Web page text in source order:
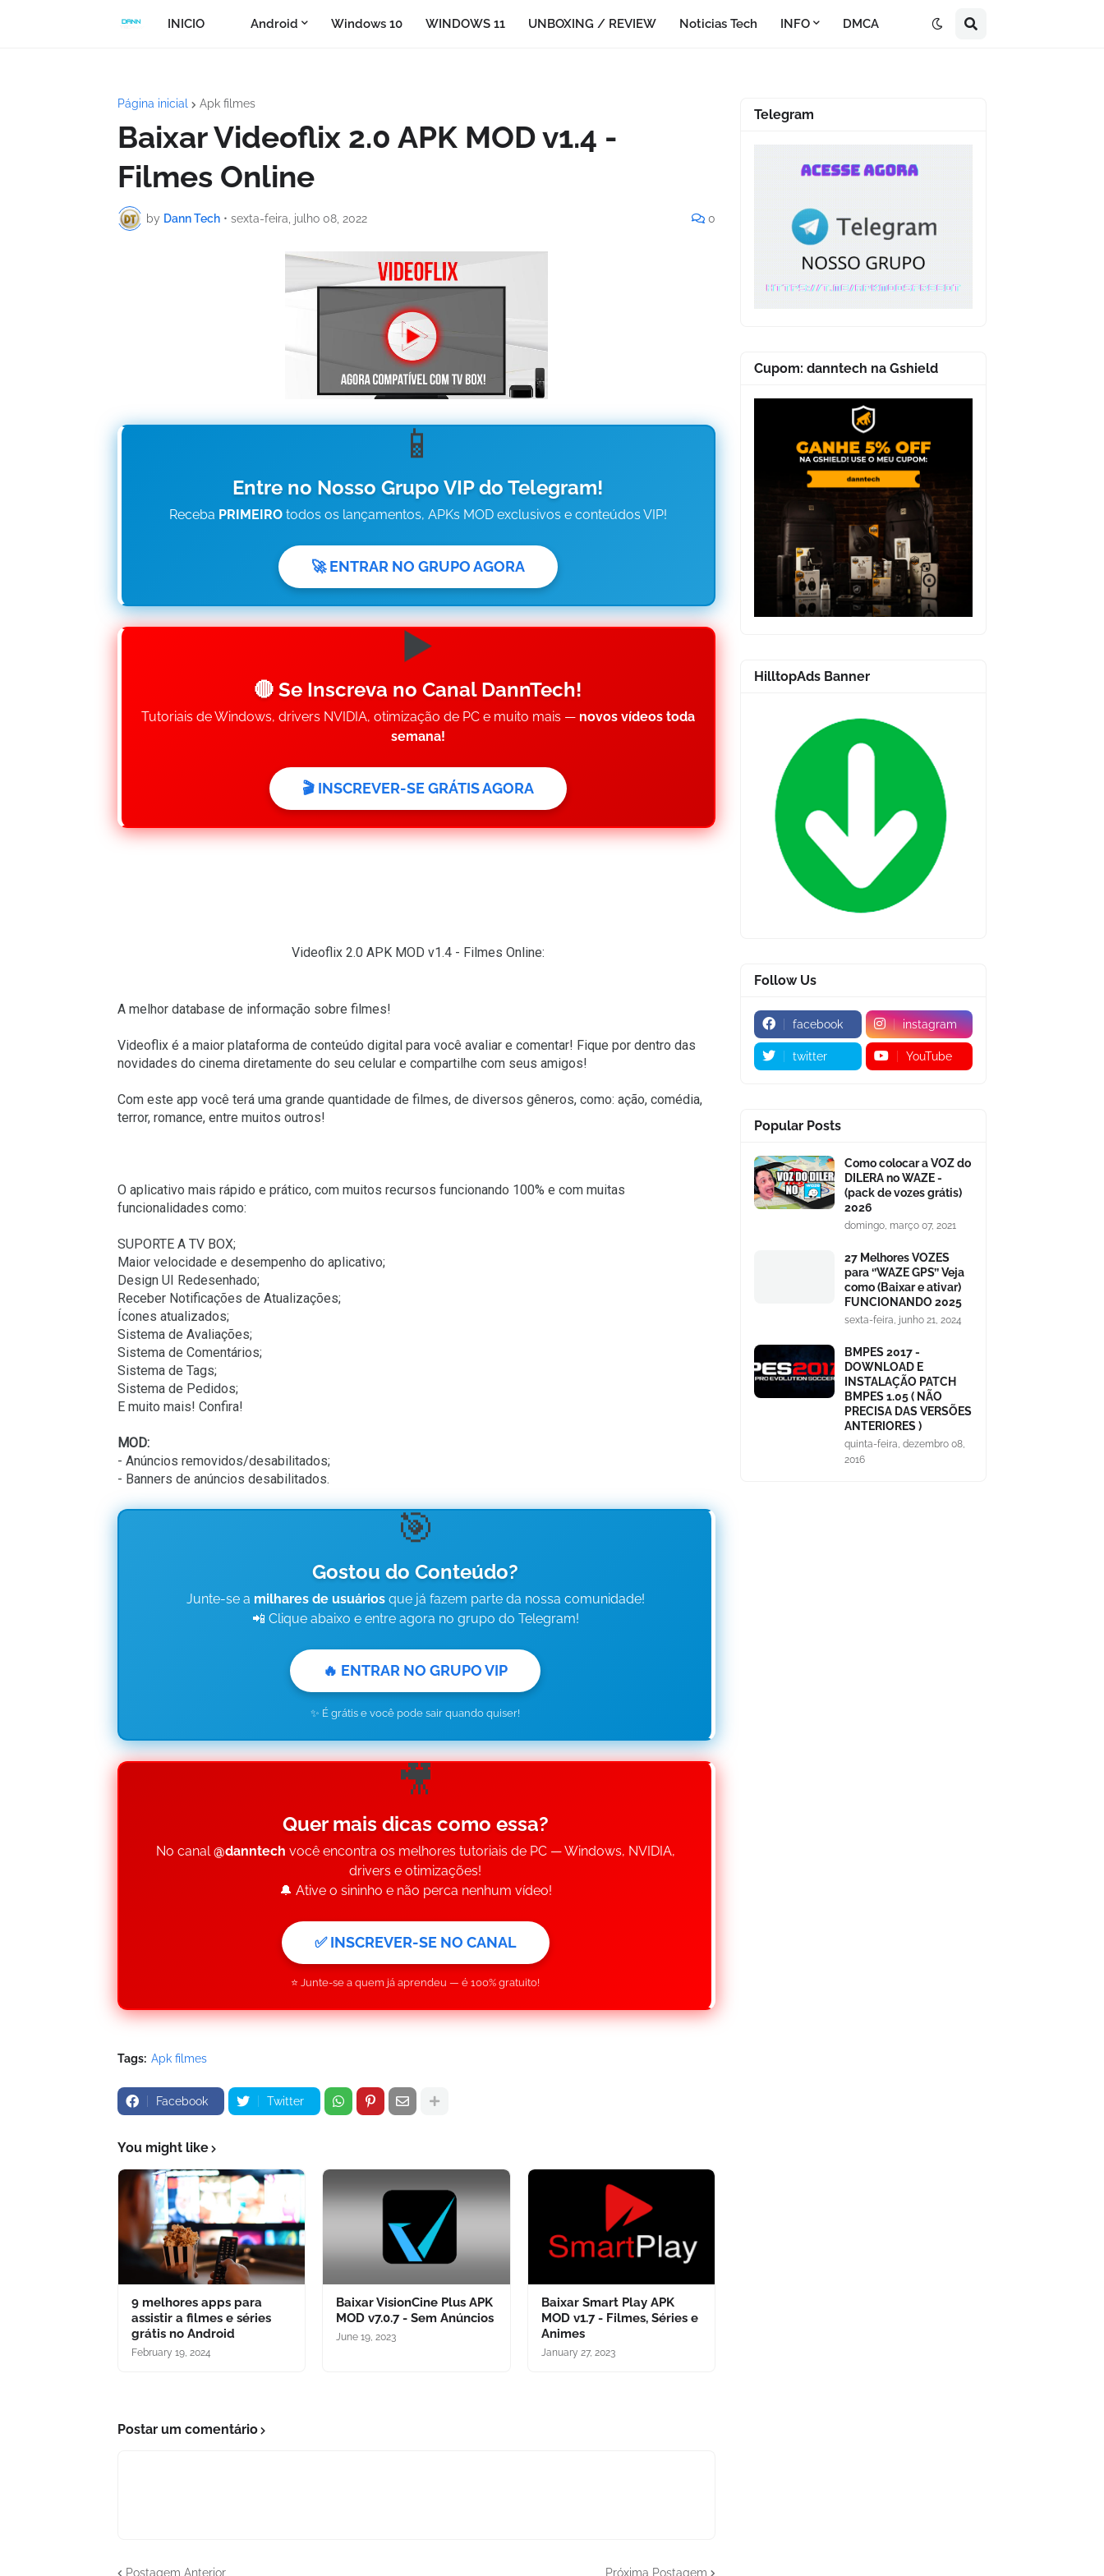
INICIO Android Windows 10 WINDOWS 11 UNBOXING / REVIEW Noticias Tech INFO DMCA
Página inicial Apk filmes
Baixar Videoflix 2.0 APK MOD v1.4 -
Filmes Online
by Dann Tech • sexta-feira, julho 08, 2022 0
📱
Entre no Nosso Grupo VIP do Telegram!
Receba PRIMEIROtodos os lançamentos, APKs MOD exclusivos e conteúdos VIP!
🚀 ENTRAR NO GRUPO AGORA
▶️
🔴 Se Inscreva no Canal DannTech!
Tutoriais de Windows, drivers NVIDIA, otimização de PC e muito mais — novos vídeos toda
semana!
🎬 INSCREVER-SE GRÁTIS AGORA
Videoflix 2.0 APK MOD v1.4 - Filmes Online:
A melhor database de informação sobre filmes!
Videoflix é a maior plataforma de conteúdo digital para você avaliar e comentar! Fique por dentro das
novidades do cinema diretamente do seu celular e compartilhe com seus amigos!
Com este app você terá uma grande quantidade de filmes, de diversos gêneros, como: ação, comédia,
terror, romance, entre muitos outros!
O aplicativo mais rápido e prático, com muitos recursos funcionando 100% e com muitas
funcionalidades como:
SUPORTE A TV BOX;
Maior velocidade e desempenho do aplicativo;
Design UI Redesenhado;
Receber Notificações de Atualizações;
Ícones atualizados;
Sistema de Avaliações;
Sistema de Comentários;
Sistema de Tags;
Sistema de Pedidos;
E muito mais! Confira!
MOD:
- Anúncios removidos/desabilitados;
- Banners de anúncios desabilitados.
🎯
Gostou do Conteúdo?
Junte-se a milhares de usuáriosque já fazem parte da nossa comunidade!
📲 Clique abaixo e entre agora no grupo do Telegram!
🔥 ENTRAR NO GRUPO VIP
✨ É grátis e você pode sair quando quiser!
🎥
Quer mais dicas como essa?
No canal@danntech você encontra os melhores tutoriais de PC — Windows, NVIDIA,
drivers e otimizações!
🔔 Ative o sininho e não perca nenhum vídeo!
✅ INSCREVER-SE NO CANAL
⭐ Junte-se a quem já aprendeu — é 100% gratuito!
Tags: Apk filmes
Facebook Twitter
You might like
9 melhores apps para
assistir a filmes e séries
grátis no Android
February 19, 2024
Baixar VisionCine Plus APK
MOD v7.0.7 - Sem Anúncios
June 19, 2023
Baixar Smart Play APK
MOD v1.7 - Filmes, Séries e
Animes
January 27, 2023
Postar um comentário
Postagem Anterior Próxima Postagem
Telegram
Cupom: danntech na Gshield
HilltopAds Banner
Follow Us
facebook instagram
twitter YouTube
Popular Posts
Como colocar a VOZ do
DILERA no WAZE -
(pack de vozes grátis)
2026
domingo, março 07, 2021
27 Melhores VOZES
para ‘’WAZE GPS’’ Veja
como (Baixar e ativar)
FUNCIONANDO 2025
sexta-feira, junho 21, 2024
BMPES 2017 -
DOWNLOAD E
INSTALAÇÃO PATCH
BMPES 1.05 ( NÃO
PRECISA DAS VERSÕES
ANTERIORES )
quinta-feira, dezembro 08,
2016